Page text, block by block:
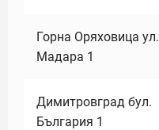
Горна Оряховица ул.
Мадара 1
Димитровград бул.
България 1